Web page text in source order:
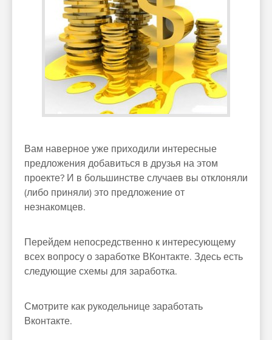
Вам наверное уже приходили интересные
предложения добавиться в друзья на этом
проекте? И в большинстве случаев вы отклоняли
(либо приняли) это предложение от
незнакомцев.
Перейдем непосредственно к интересующему
всех вопросу о заработке ВКонтакте. Здесь есть
следующие схемы для заработка.
Смотрите как рукодельнице заработать
Вконтакте.